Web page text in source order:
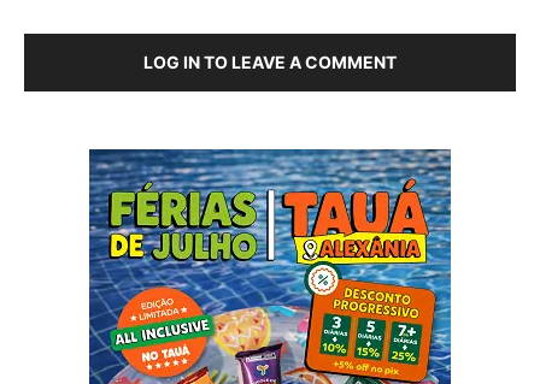
LOG IN TO LEAVE A COMMENT